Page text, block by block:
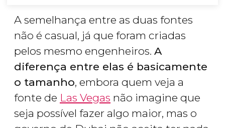
A semelhança entre as duas fontes
não é casual, já que foram criadas
pelos mesmo engenheiros. A
diferença entre elas é basicamente
o tamanho, embora quem veja a
fonte de Las Vegas não imagine que
seja possível fazer algo maior, mas o